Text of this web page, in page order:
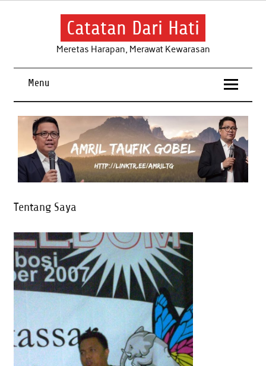
Skip
Catatan Dari Hati
Meretas Harapan, Merawat Kewarasan
Menu
Tentang Saya